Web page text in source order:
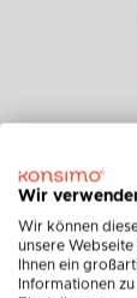
Wir
Wir können
unsere
Ihnen ein
Informationen